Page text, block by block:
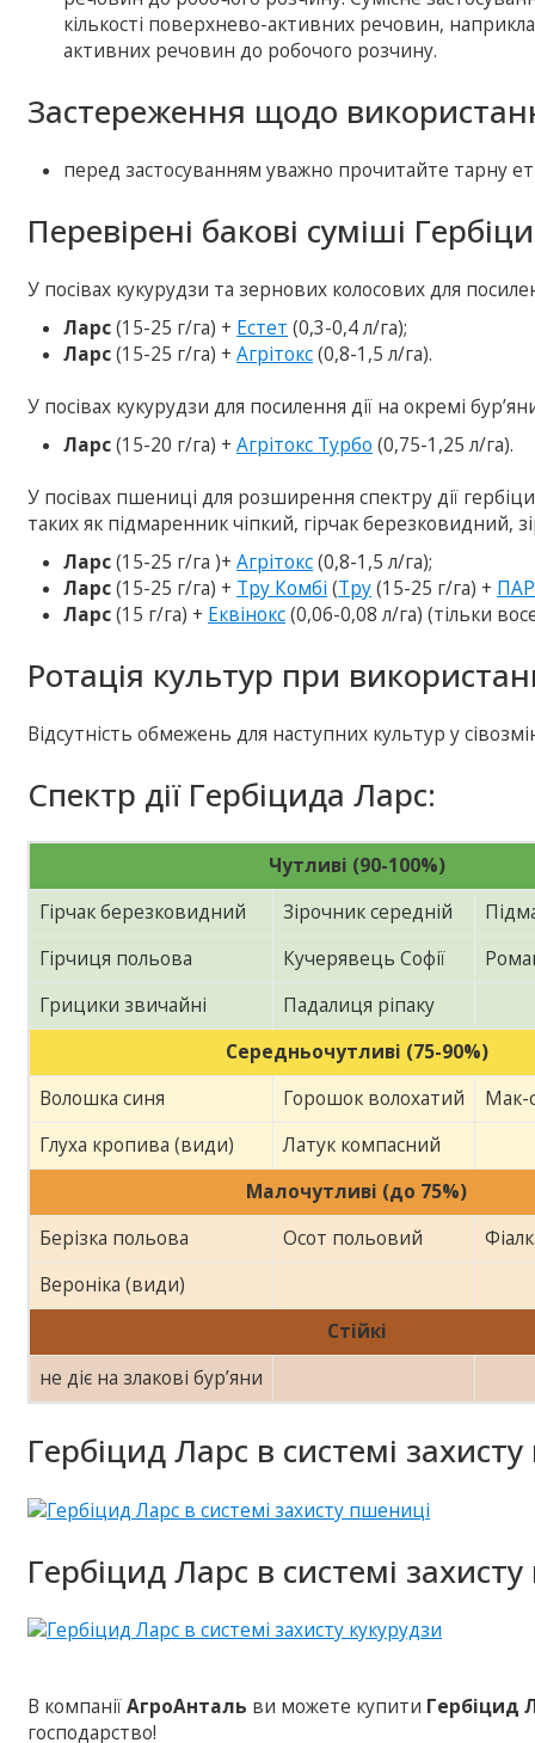
кількості поверхнево-активних речовин,
активних речовин до робочого розчину.
Застереження щодо
перед застосуванням уважно прочитайте тарну
Перевірені бакові суміші
У посівах кукурудзи та зернових колосових для
Ларс(15-25 г/га) + Естет (0,3-0,4 л/га);
Ларс(15-25 г/га) +Агрітокс(0,8-1,5 л/га).
У посівах кукурудзи для посилення дії на окремі
Ларс(15-20 г/га) +Агрітокс Турбо (0,75-1,25 л/га).
У посівах пшениці для розширення спектру дії
таких як підмаренник чіпкий, гірчак березковидний,
Ларс(15-25 г/га )+Агрітокс(0,8-1,5 л/га);
Ларс(15-25 г/га) + Тру Комбі (Тру(15-25 г/га) +
Ларс(15 г/га) + Еквінокс(0,06-0,08 л/га) (тільки
Ротація культур при
Відсутність обмежень для наступних культур у
Спектр дії Гербіцида Ларс:
Чутливі (90-100%)
Гірчак березковидний
Зірочник середній
Гірчиця польова
Кучерявець Софії
Грицики звичайні
Падалиця ріпаку
Середньочутливі (75-90%)
Волошка синя
Горошок волохатий
Мак-
Глуха кропива (види)
Латук компасний
Малочутливі (до 75%)
Берізка польова
Осот польовий
Вероніка (види)
Стійкі
не діє на злакові бур’яни
Гербіцид Ларс в системі
Гербіцид Ларс в системі
В компаніїАгроАнталь ви можете купити Гербіцид
господарство!